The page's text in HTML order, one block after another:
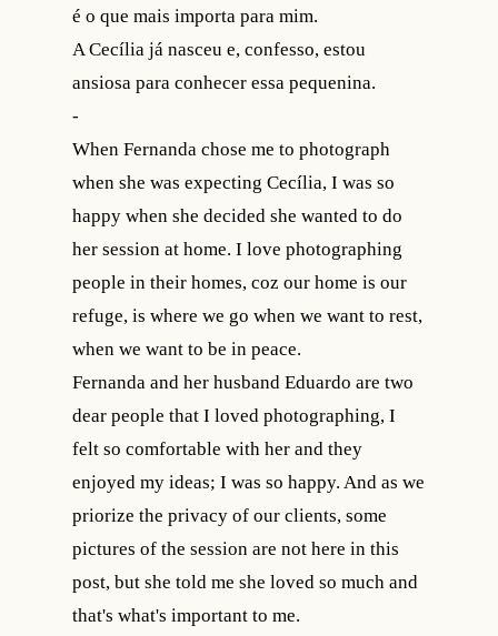
é o que mais importa para mim.
A Cecília já nasceu e, confesso, estou
ansiosa para conhecer essa pequenina.
-
When Fernanda chose me to photograph
when she was expecting Cecília, I was so
happy when she decided she wanted to do
her session at home. I love photographing
people in their homes, coz our home is our
refuge, is where we go when we want to rest,
when we want to be in peace.
Fernanda and her husband Eduardo are two
dear people that I loved photographing, I
felt so comfortable with her and they
enjoyed my ideas; I was so happy. And as we
priorize the privacy of our clients, some
pictures of the session are not here in this
post, but she told me she loved so much and
that's what's important to me.